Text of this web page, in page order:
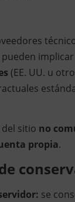
pueden
(EE. UU. u
sitio no
propia.
se